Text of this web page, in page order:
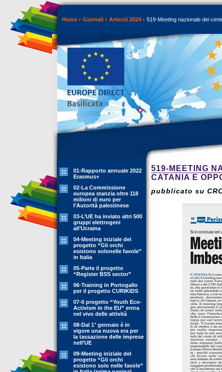
Home Giornali Articoli 2024 519-Meeting nazionale dei
01-Rapporto annuale 2022
Erasmus+
02-La Commissione
europea stanzia oltre 118
milioni di euro per
l’Autorità palestinese
03-L’UE ha inviato altri 500
gruppi elettrogeni
all’Ucraina
04-Meeting iniziale del
progetto “Gli orchi
esistono solonelle favole”
in Italia
05-Parte il progetto
“Register BSS sector”
06-Training in Portogallo
per il progetto CURIKIDS
07-Il progetto “Youth Eco-
Activism in the EU” entra
nel vivo delle attività
08-Dal 1° gennaio è in
vigore una nuova era per
la tassazione delle imprese
nell’UE
09-Meeting iniziale del
progetto “Gli orchi
esistono solo nelle favole”
519-MEETING
CATANIA E
pubblicato su